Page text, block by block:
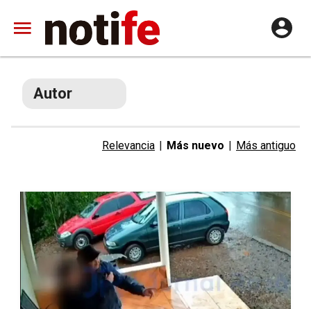
Autor
Relevancia | Más nuevo | Más antiguo